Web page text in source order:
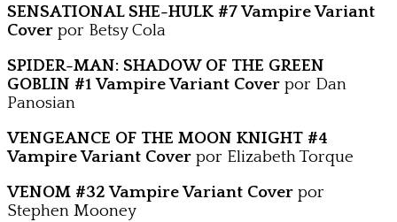
SENSATIONAL SHE-HULK #7 Vampire Variant
Cover por Betsy Cola
SPIDER-MAN: SHADOW OF THE GREEN
GOBLIN #1 Vampire Variant Cover por Dan
Panosian
VENGEANCE OF THE MOON KNIGHT #4
Vampire Variant Cover por Elizabeth Torque
VENOM #32 Vampire Variant Cover por
Stephen Mooney